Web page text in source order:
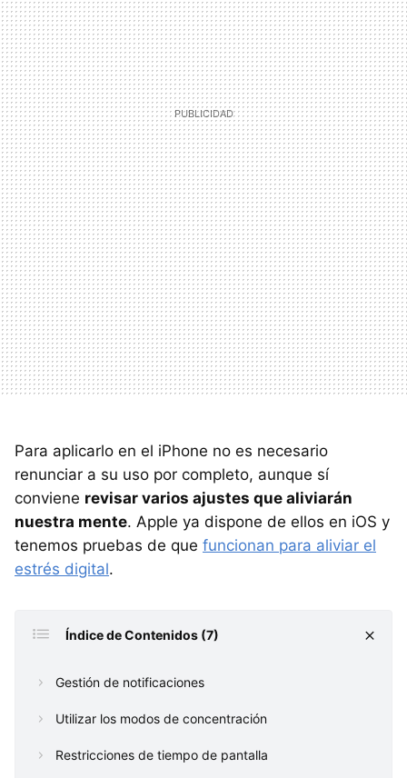
Para aplicarlo en el iPhone no es necesario
renunciar a su uso por completo, aunque sí
conviene revisar varios ajustes que aliviarán
nuestra mente. Apple ya dispone de ellos en iOS y
tenemos pruebas de que funcionan para aliviar el
estrés digital.
Índice de Contenidos (7)
Gestión de notificaciones
Utilizar los modos de concentración
Restricciones de tiempo de pantalla